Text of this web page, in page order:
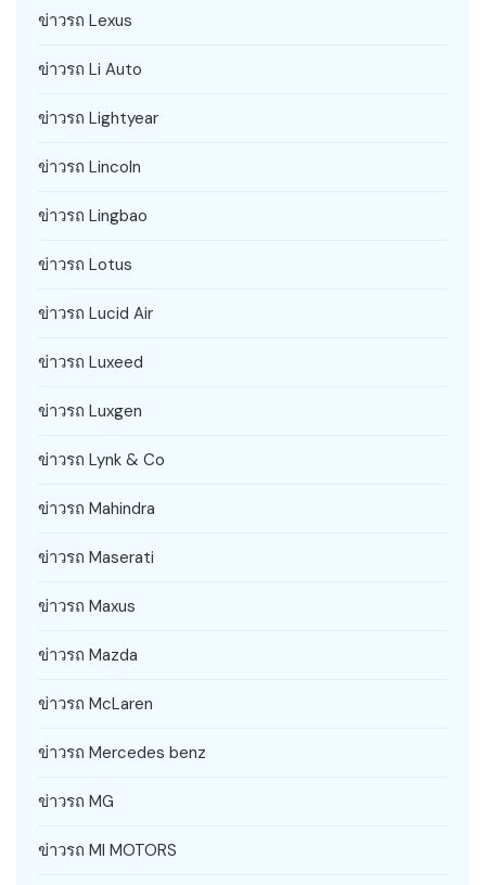
ข่าวรถ Lexus
ข่าวรถ Li Auto
ข่าวรถ Lightyear
ข่าวรถ Lincoln
ข่าวรถ Lingbao
ข่าวรถ Lotus
ข่าวรถ Lucid Air
ข่าวรถ Luxeed
ข่าวรถ Luxgen
ข่าวรถ Lynk & Co
ข่าวรถ Mahindra
ข่าวรถ Maserati
ข่าวรถ Maxus
ข่าวรถ Mazda
ข่าวรถ McLaren
ข่าวรถ Mercedes benz
ข่าวรถ MG
ข่าวรถ MI MOTORS